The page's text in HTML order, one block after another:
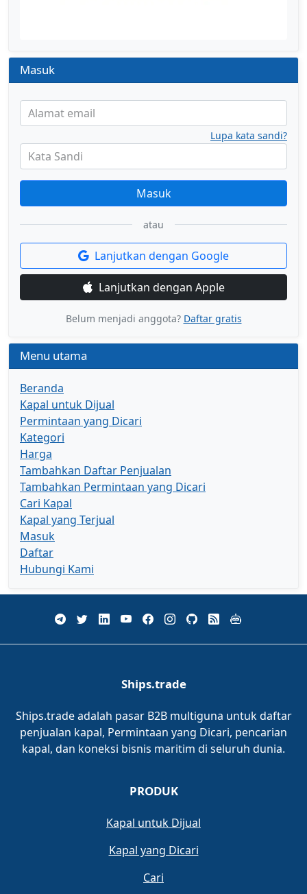
Masuk
Alamat email
Kata Sandi
Lupa kata sandi?
Masuk
atau
Lanjutkan dengan Google
Lanjutkan dengan Apple
Belum menjadi anggota? Daftar gratis
Menu utama
Beranda
Kapal untuk Dijual
Permintaan yang Dicari
Kategori
Harga
Tambahkan Daftar Penjualan
Tambahkan Permintaan yang Dicari
Cari Kapal
Kapal yang Terjual
Masuk
Daftar
Hubungi Kami
Ships.trade
Ships.trade adalah pasar B2B multiguna untuk daftar
penjualan kapal, Permintaan yang Dicari, pencarian
kapal, dan koneksi bisnis maritim di seluruh dunia.
PRODUK
Kapal untuk Dijual
Kapal yang Dicari
Cari